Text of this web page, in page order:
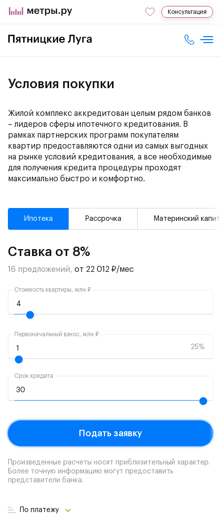
Консультация
Условия покупки
Жилой комплекс аккредитован целым рядом банков
– лидеров сферы ипотечного кредитования. В
рамках партнерских программ покупателям
квартир предоставляются одни из самых выгодных
на рынке условий кредитования, а все необходимые
для получения кредита процедуры проходят
максимально быстро и комфортно.
Ипотека Рассрочка Материнский
Ставка от 8%
16 предложений, от 22 012 ₽/мес
Стоимость квартиры, млн ₽
Первоначальный взнос, млн ₽
25%
Срок кредита
Подать заявку
Произведенные расчеты носят приблизительный характер.
Более точную информацию могут предоставить
представители банка.
По платежу